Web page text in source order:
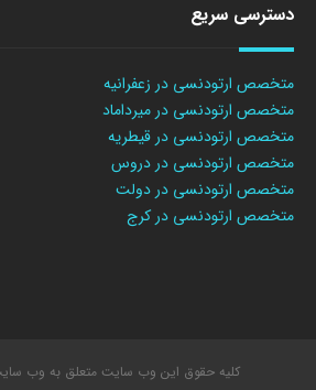
دسترسی سریع
متخصص ارتودنسی در زعفرانیه
متخصص ارتودنسی در میرداماد
متخصص ارتودنسی در قیطریه
متخصص ارتودنسی در دروس
متخصص ارتودنسی در دولت
متخصص ارتودنسی در کرج
کلیه حقوق این وب سایت متعلق به وب